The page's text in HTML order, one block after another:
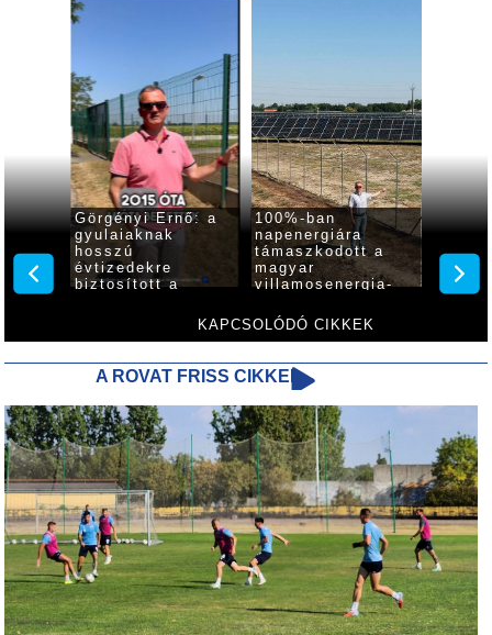
KAPCSOLÓDÓ CIKKEK
95.
Görgényi Ernő: a
gyulaiaknak
hosszú
évtizedekre
biztosított a
mennyiségű és
minőségű ivóvíz
100%-ban
napenergiára
támaszkodott a
magyar
villamosenergia-
élen jár
várja
a
A ROVAT FRISS CIKKEI